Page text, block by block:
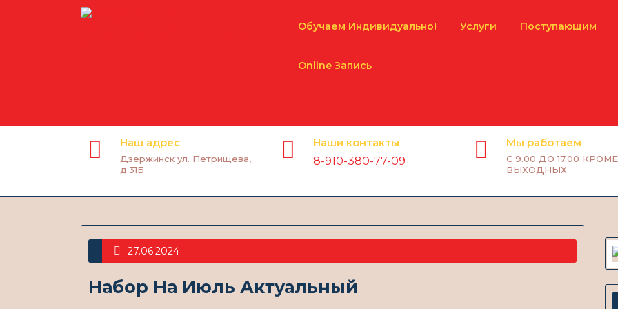
Обучаем Индивидуально! Услуги Поступающим
Online Запись
Наш адрес
Дзержинск ул. Петрищева,
д.31Б
Наши контакты
8-910-380-77-09
Мы работаем
С 9.00 ДО 17.00 КРОМЕ
ВЫХОДНЫХ
27.06.2024
Набор На Июль Актуальный